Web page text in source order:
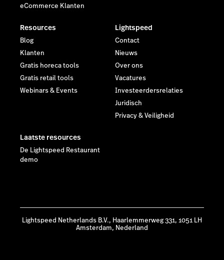
eCommerce Klanten
Resources
Blog
Klanten
Gratis horeca tools
Gratis retail tools
Webinars & Events
Lightspeed
Contact
Nieuws
Over ons
Vacatures
Investeerdersrelaties
Juridisch
Privacy & Veiligheid
Laatste resources
De Lightspeed Restaurant
demo
Lightspeed Netherlands B.V., Haarlemmerweg 331, 1051 LH
Amsterdam, Nederland